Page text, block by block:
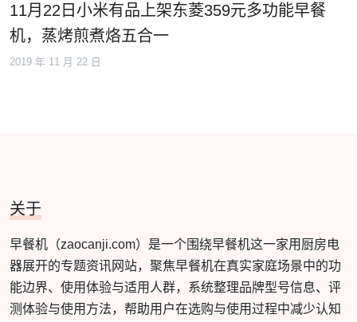
11月22日小米有品上架东菱359元多功能早餐
机，蒸烤煎煮烙五合一
2019 年 11 月 22 日
关于
早餐机（zaocanji.com）是一个围绕早餐机这一家用厨房电
器展开的专题资讯网站，聚焦早餐机在真实家庭场景中的功
能边界、使用体验与适用人群，系统整理品牌型号信息、评
测体验与使用方法，帮助用户在选购与使用过程中减少认知